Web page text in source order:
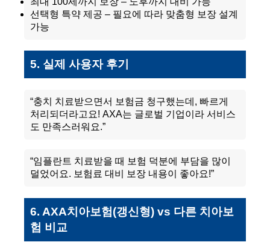
선택형 특약 제공 – 필요에 따라 맞춤형 보장 설계
가능
5. 실제 사용자 후기
“충치 치료받으면서 보험금 청구했는데, 빠르게
처리되더라고요! AXA는 글로벌 기업이라 서비스
도 만족스러워요.”
“임플란트 치료받을 때 보험 덕분에 부담을 많이
덜었어요. 보험료 대비 보장 내용이 좋아요!”
6. AXA치아보험(갱신형) vs 다른 치아보
험 비교